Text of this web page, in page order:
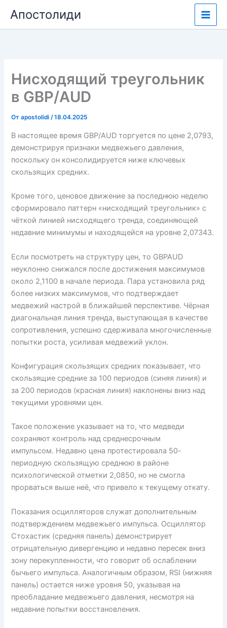
содержимому
Апостолиди
Нисходящий треугольник
в GBP/AUD
Отapostolidi/18.04.2025
В настоящее время GBP/AUD торгуется по цене 2,0793,
демонстрируя признаки медвежьего давления,
поскольку он консолидируется ниже ключевых
скользящих средних.
Кроме того, ценовое движение за последнюю неделю
сформировало паттерн «нисходящий треугольник» с
чёткой линией нисходящего тренда, соединяющей
недавние минимумы и находящейся на уровне 2,07343.
Если посмотреть на структуру цен, то GBPAUD
неуклонно снижался после достижения максимумов
около 2,1100 в начале периода. Пара установила ряд
более низких максимумов, что подтверждает
медвежий настрой в ближайшей перспективе. Чёрная
диагональная линия тренда, выступающая в качестве
сопротивления, успешно сдерживала многочисленные
попытки роста, усиливая медвежий уклон.
Конфигурация скользящих средних показывает, что
скользящие средние за 100 периодов (синяя линия) и
за 200 периодов (красная линия) наклонены вниз над
текущими уровнями цен.
Такое положение указывает на то, что медведи
сохраняют контроль над среднесрочным
импульсом. Недавно цена протестировала 50-
периодную скользящую среднюю в районе
психологической отметки 2,0850, но не смогла
прорваться выше неё, что привело к текущему откату.
Показания осцилляторов служат дополнительным
подтверждением медвежьего импульса. Осциллятор
Стохастик (средняя панель) демонстрирует
отрицательную дивергенцию и недавно пересек вниз
зону перекупленности, что говорит об ослаблении
бычьего импульса. Аналогичным образом, RSI (нижняя
панель) остается ниже уровня 50, указывая на
преобладание медвежьего давления, несмотря на
недавние попытки восстановления.